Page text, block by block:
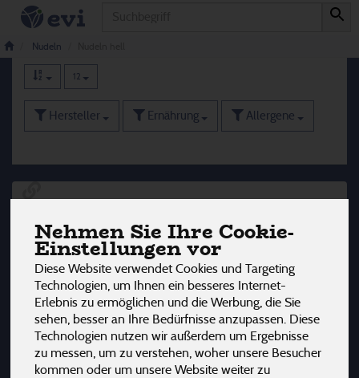
Nehmen Sie Ihre Cookie-
Einstellungen vor
Diese Website verwendet Cookies und Targeting
Technologien, um Ihnen ein besseres Internet-
Erlebnis zu ermöglichen und die Werbung, die Sie
sehen, besser an Ihre Bedürfnisse anzupassen. Diese
Technologien nutzen wir außerdem um Ergebnisse
zu messen, um zu verstehen, woher unsere Besucher
kommen oder um unsere Website weiter zu
Nudeln
Nudeln hell
12
Hersteller Ernährung Allergene